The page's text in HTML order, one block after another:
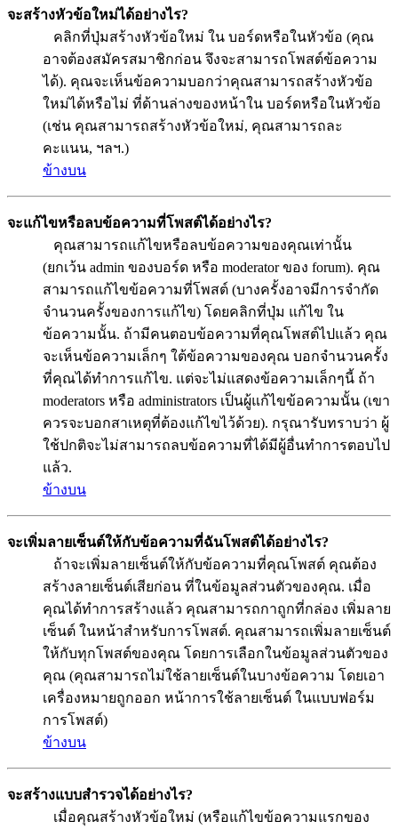
จะสร้างหัวข้อใหม่ได้อย่างไร?
คลิกที่ปุ่มสร้างหัวข้อใหม่ ใน บอร์ดหรือในหัวข้อ (คุณ
อาจต้องสมัครสมาชิกก่อน จึงจะสามารถโพสต์ข้อความ
ได้). คุณจะเห็นข้อความบอกว่าคุณสามารถสร้างหัวข้อ
ใหม่ได้หรือไม่ ที่ด้านล่างของหน้าใน บอร์ดหรือในหัวข้อ
(เช่น คุณสามารถสร้างหัวข้อใหม่, คุณสามารถละ
คะแนน, ฯลฯ.)
ข้างบน
จะแก้ไขหรือลบข้อความที่โพสต์ได้อย่างไร?
คุณสามารถแก้ไขหรือลบข้อความของคุณเท่านั้น
(ยกเว้น admin ของบอร์ด หรือ moderator ของ forum). คุณ
สามารถแก้ไขข้อความที่โพสต์ (บางครั้งอาจมีการจำกัด
จำนวนครั้งของการแก้ไข) โดยคลิกที่ปุ่ม แก้ไข ใน
ข้อความนั้น. ถ้ามีคนตอบข้อความที่คุณโพสต์ไปแล้ว คุณ
จะเห็นข้อความเล็กๆ ใต้ข้อความของคุณ บอกจำนวนครั้ง
ที่คุณได้ทำการแก้ไข. แต่จะไม่แสดงข้อความเล็กๆนี้ ถ้า
moderators หรือ administrators เป็นผู้แก้ไขข้อความนั้น (เขา
ควรจะบอกสาเหตุที่ต้องแก้ไขไว้ด้วย). กรุณารับทราบว่า ผู้
ใช้ปกติจะไม่สามารถลบข้อความที่ได้มีผู้อื่นทำการตอบไป
แล้ว.
ข้างบน
จะเพิ่มลายเซ็นต์ให้กับข้อความที่ฉันโพสต์ได้อย่างไร?
ถ้าจะเพิ่มลายเซ็นต์ให้กับข้อความที่คุณโพสต์ คุณต้อง
สร้างลายเซ็นต์เสียก่อน ที่ในข้อมูลส่วนตัวของคุณ. เมื่อ
คุณได้ทำการสร้างแล้ว คุณสามารถกาถูกที่กล่อง เพิ่มลาย
เซ็นต์ ในหน้าสำหรับการโพสต์. คุณสามารถเพิ่มลายเซ็นต์
ให้กับทุกโพสต์ของคุณ โดยการเลือกในข้อมูลส่วนตัวของ
คุณ (คุณสามารถไม่ใช้ลายเซ็นต์ในบางข้อความ โดยเอา
เครื่องหมายถูกออก หน้าการใช้ลายเซ็นต์ ในแบบฟอร์ม
การโพสต์)
ข้างบน
จะสร้างแบบสำรวจได้อย่างไร?
เมื่อคุณสร้างหัวข้อใหม่ (หรือแก้ไขข้อความแรกของ